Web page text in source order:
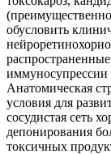
обусловить
Анатомическая
условия для
сосудистая сеть
депонирования
токсичных